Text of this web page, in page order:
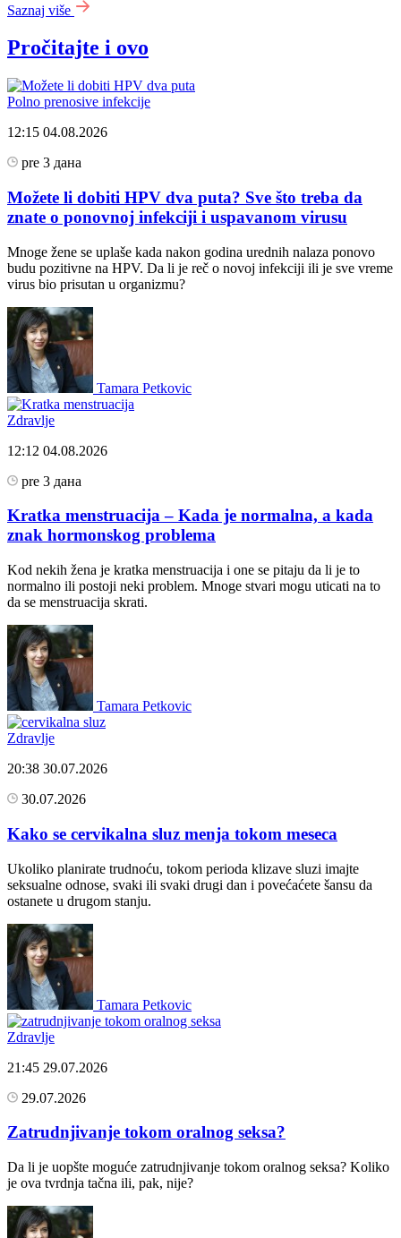
Saznaj više
Pročitajte i ovo
Polno prenosive infekcije
12:15 04.08.2026
pre 3 дана
Možete li dobiti HPV dva puta? Sve što treba da
znate o ponovnoj infekciji i uspavanom virusu
Mnoge žene se uplaše kada nakon godina urednih nalaza ponovo
budu pozitivne na HPV. Da li je reč o novoj infekciji ili je sve vreme
virus bio prisutan u organizmu?
Tamara Petkovic
Zdravlje
12:12 04.08.2026
pre 3 дана
Kratka menstruacija – Kada je normalna, a kada
znak hormonskog problema
Kod nekih žena je kratka menstruacija i one se pitaju da li je to
normalno ili postoji neki problem. Mnoge stvari mogu uticati na to
da se menstruacija skrati.
Tamara Petkovic
Zdravlje
20:38 30.07.2026
30.07.2026
Kako se cervikalna sluz menja tokom meseca
Ukoliko planirate trudnoću, tokom perioda klizave sluzi imajte
seksualne odnose, svaki ili svaki drugi dan i povećaćete šansu da
ostanete u drugom stanju.
Tamara Petkovic
Zdravlje
21:45 29.07.2026
29.07.2026
Zatrudnjivanje tokom oralnog seksa?
Da li je uopšte moguće zatrudnjivanje tokom oralnog seksa? Koliko
je ova tvrdnja tačna ili, pak, nije?